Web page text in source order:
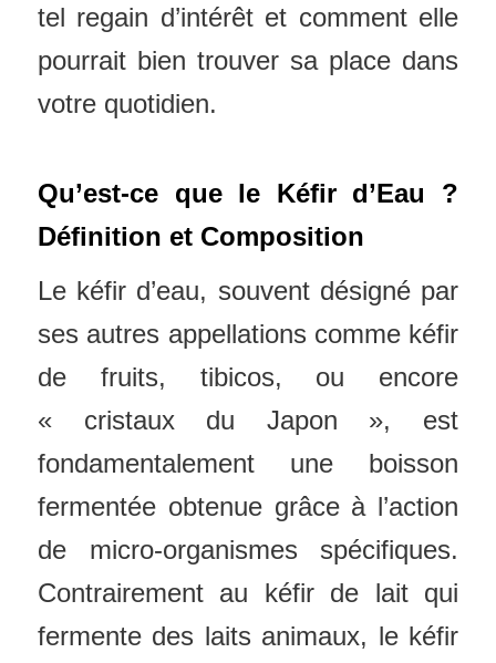
tel regain d’intérêt et comment elle
pourrait bien trouver sa place dans
votre quotidien.
Qu’est-ce que le Kéfir d’Eau ?
Définition et Composition
Le kéfir d’eau, souvent désigné par
ses autres appellations comme kéfir
de fruits, tibicos, ou encore
« cristaux du Japon », est
fondamentalement une boisson
fermentée obtenue grâce à l’action
de micro-organismes spécifiques.
Contrairement au kéfir de lait qui
fermente des laits animaux, le kéfir